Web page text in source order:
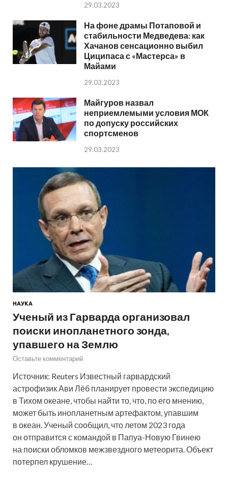
29.03.2023
На фоне драмы Потаповой и
стабильности Медведева: как
Хачанов сенсационно выбил
Циципаса с «Мастерса» в
Майами
29.03.2023
Майгуров назвал
неприемлемыми условия МОК
по допуску российских
спортсменов
29.03.2023
НАУКА
Ученый из Гарварда организовал
поиски инопланетного зонда,
упавшего на Землю
Оставьте комментарий
Источник: Reuters Известный гарвардский
астрофизик Ави Лёб планирует провести экспедицию
в Тихом океане, чтобы найти то, что, по его мнению,
может быть инопланетным артефактом, упавшим
в океан. Ученый сообщил, что летом 2023 года
он отправится с командой в Папуа-Новую Гвинею
на поиски обломков межзвездного метеорита. Объект
потерпел крушение…